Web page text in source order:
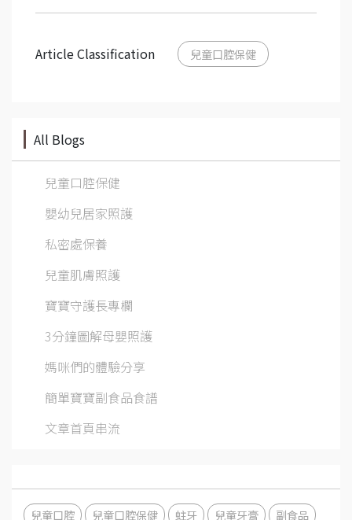
Article Classification 兒童口腔保健
All Blogs
兒童口腔保健
嬰幼兒居家照護
私密處保養
兒童肌膚照護
寶寶守護長專欄
3分鐘圖解母嬰照護
媽咪們的體驗分享
簡單寶寶副食品食譜
文章首頁串流
兒童口腔 兒童口腔保健 蛀牙 兒童牙膏
副食品